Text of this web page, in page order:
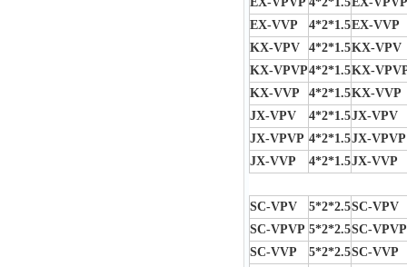
EX-VVP
4*2*1.5EX-VVP
KX-VPV
4*2*1.5KX-VPV
KX-VPVP4*2*1.5KX-
KX-VVP
4*2*1.5KX-VVP
JX-VPV
4*2*1.5JX-VPV
JX-VPVP 4*2*1.5JX-VPVP
JX-VVP
4*2*1.5JX-VVP
SC-VPV 5*2*2.5SC-VPV
SC-VPVP 5*2*2.5SC-VPVP
SC-VVP
5*2*2.5SC-VVP